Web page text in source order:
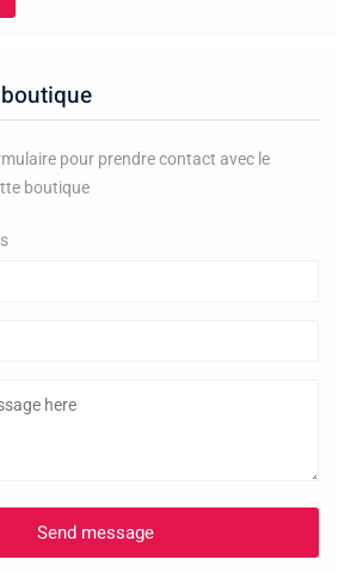
pour prendre contact avec le
boutique